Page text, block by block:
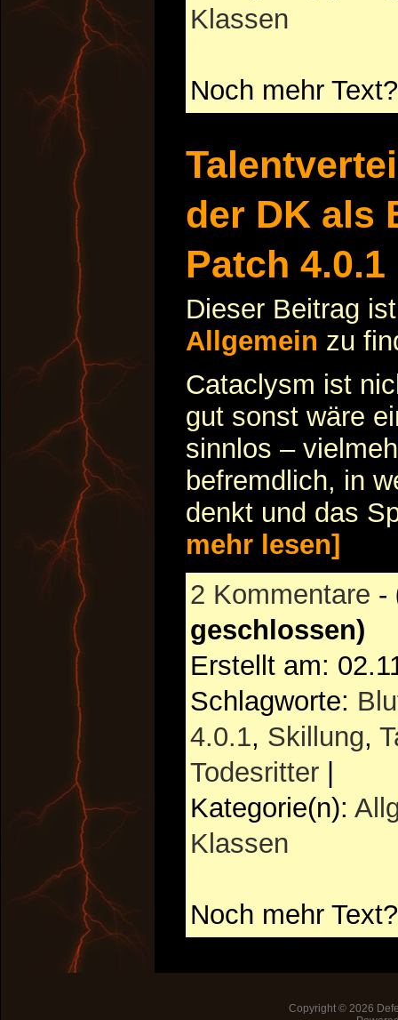
Klassen
Noch mehr
der DK als
Patch 4.0.1
Dieser Beitrag
Allgemein zu
Cataclysm ist
gut sonst wäre
sinnlos –
befremdlich, in
denkt und das
mehr lesen]
2 Kommentare -
geschlossen)
Erstellt am:
Schlagworte:
4.0.1, Skillung,
Todesritter
Kategorie(n):
Klassen
Noch mehr
Copyright © 2026